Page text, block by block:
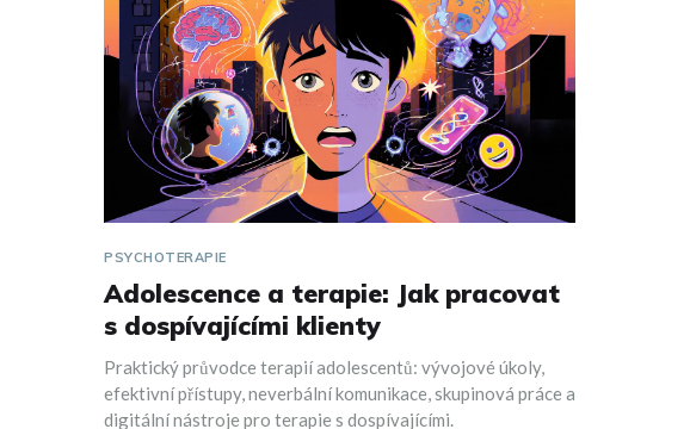
PSYCHOTERAPIE
Adolescence a terapie: Jak pracovat
s dospívajícími klienty
Praktický průvodce terapií adolescentů: vývojové úkoly,
efektivní přístupy, neverbální komunikace, skupinová práce a
digitální nástroje pro terapie s dospívajícími.